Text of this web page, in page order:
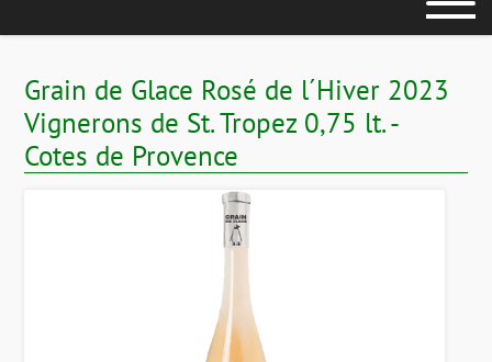
Grain de Glace Rosé de l´Hiver 2023
Vignerons de St. Tropez 0,75 lt. -
Cotes de Provence